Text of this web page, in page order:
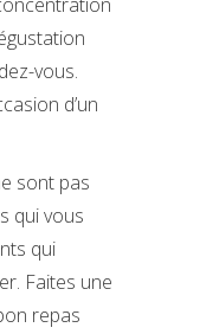
vous.
d’un
sont pas
qui vous
qui
Faites une
repas